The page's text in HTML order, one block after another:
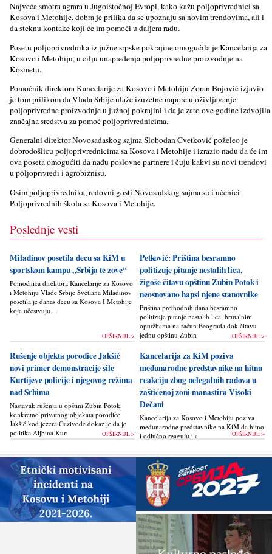
Najveća smotra agrara u Jugoistočnoj Evropi, kako kažu polјoprivrednici sa
Kosova i Metohije, dobra je prilika da se upoznaju sa novim trendovima, ali i
da steknu kontake koji će im pomoći u dalјem radu.
Posetu polјoprivrednika iz južne srpske pokrajine omogućila je Kancelarija za
Kosovo i Metohiju, u cilјu unapređenja polјoprivredne proizvodnje na
Kosmetu.
Pomoćnik direktora Kancelarije za Kosovo i Metohiju Zoran Bojović izjavio
je tom prilikom da Vlada Srbije ulaže izuzetne napore u oživlјavanje
polјoprivredne proizvodnje u južnoj pokrajini i da je zato ove godine izdvojila
značajna sredstva za pomoć polјoprivrednicima.
Generalni direktor Novosadaskog sajma Slobodan Cvetković poželeo je
dobrodošlicu polјoprivrednicima sa Kosova i Metohije i izrazio nadu da će im
ova poseta omogućiti da nađu poslovne partnere i čuju kakvi su novi trendovi
u polјoprivredi i agrobiznisu.
Osim polјoprivrednika, redovni gosti Novosadskog sajma su i učenici
Polјoprivrednih škola sa Kosova i Metohije.
Poslednje vesti
Miladinov posetila decu sa KiM u
sportskom kampu „Srbija te zove“
Pomoćnica direktora Kancelarije za Kosovo
i Metohiju Vlade Srbije Svetlana Miladinov
posetila je danas decu sa Kosova I Metohije
koja učestvuju...
OPŠIRNIJE >
Petković: Priština besramno
politizuje pitanje nestalih lica,
žigoše čitavu opštinu Zubin Potok i
neosnovano hapsi njene stanovnike
Priština prethodnih dana besramno
politizuje pitanje nestalih lica, brutalnim
optužbama na račun Beograda dok čitavu
jednu opštinu Zubin Potok žigoše...OPŠIRNIJE >
Rušenje objekta porodice Jakšić
novi primer demonstracije sile
Kurtijeve policije i njegovog režima
nad Srbima
Nastavak rušenja u opštini Zubin Potok,
konkretno privatnog objekata porodice
Jakšić kod jezera Gazivode dokaz je da je
politika Alјbina Kurtija...
OPŠIRNIJE >
Kancelarija za KiM poziva
međunarodne predstavnike na hitnu
reakciju zbog nelegalnih radova u
zaštićenoj zoni manastira Visoki
Dečani
Kancelarija za Kosovo i Metohiju poziva
međunarodne predstavnike na KiM da hitno
i odlučno reaguju i da bez odlaganja
građevinskih...
OPŠIRNIJE >